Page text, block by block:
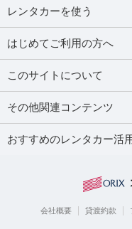
レンタカーを使う
はじめてご利用の方へ
このサイトについて
その他関連コンテンツ
おすすめのレンタカー活
会社概要 貸渡約款